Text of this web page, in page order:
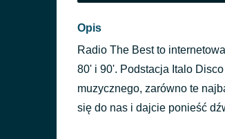
Opis
Radio The Best to
80' i 90'. Podstacja Italo
muzycznego, zarówno te
się do nas i dajcie ponieść